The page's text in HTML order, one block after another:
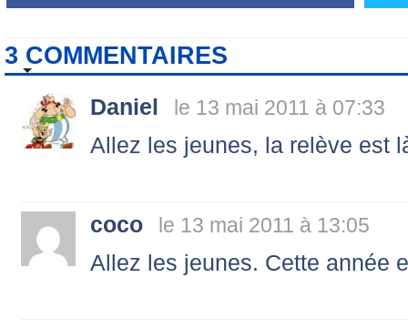
3 COMMENTAIRES
Daniel le 13 mai 2011 à 07:33
Allez les jeunes, la relève est
coco le 13 mai 2011 à 13:05
Allez les jeunes. Cette année